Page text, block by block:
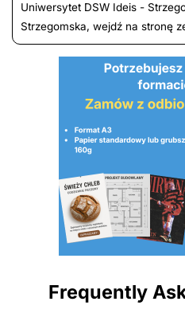
Uniwersytet DSW Ideis -
Strzegomska, wejdź na stronę
Frequently